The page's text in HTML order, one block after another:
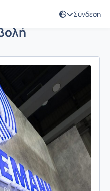
Σύνδεση